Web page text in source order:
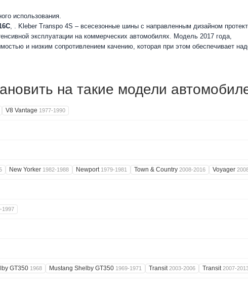
использования.
, . Kleber Transpo 4S – всесезонные шины с направленным дизайном
эксплуатации на коммерческих автомобилях. Модель 2017 года,
и низким сопротивлением качению, которая при этом обеспечивает
на такие модели
V8 Vantage 1977-1990
New Yorker 1982-1988 Newport 1979-1981 Town & Country 2008-2016 Voyager
1997
GT350 1968 Mustang Shelby GT350 1969-1971 Transit2003-2006 Transit2007-